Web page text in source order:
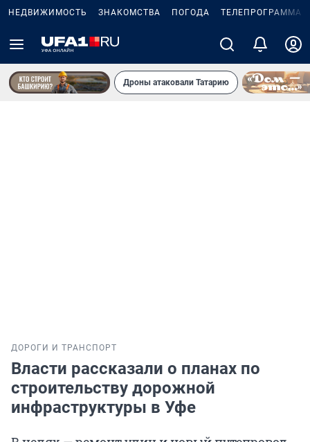
НЕДВИЖИМОСТЬ ЗНАКОМСТВА ПОГОДА ТЕЛЕПРОГРАММА
Дроны атаковали Татарию
ДОРОГИ И ТРАНСПОРТ
Власти рассказали о планах по
строительству дорожной
инфраструктуры в Уфе